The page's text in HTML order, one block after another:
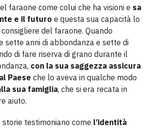
faraone come colui che ha visioni e sa
e il futuro e questa sua capacità lo
del faraone. Quando
sette anni di abbondanza e sette di
di fare riserva di grano durante il
con la sua saggezza assicura
Paese che lo aveva in qualche modo
sua famiglia, che si era recata in
aiuto.
testimoniano come l’identità